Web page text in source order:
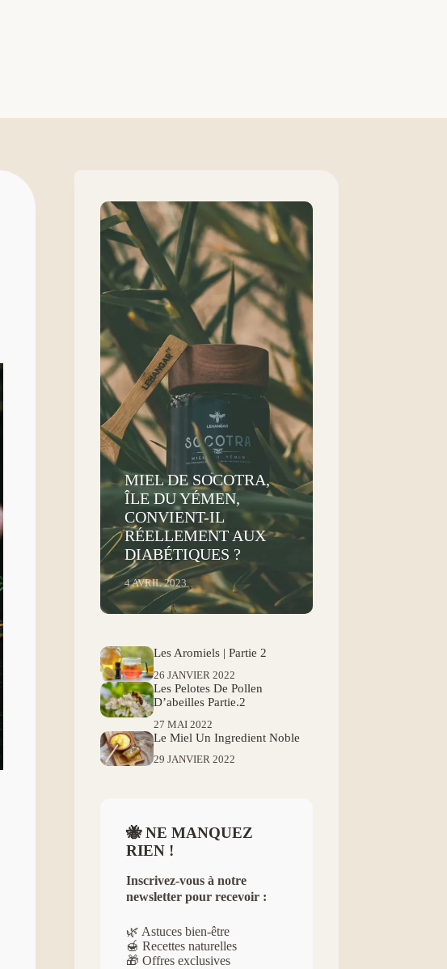
MIEL DE SOCOTRA,
ÎLE DU YÉMEN,
CONVIENT-IL
RÉELLEMENT AUX
DIABÉTIQUES ?
4 AVRIL 2023
Les Aromiels | Partie 2
26 JANVIER 2022
Les Pelotes De Pollen
D’abeilles Partie.2
27 MAI 2022
Le Miel Un Ingredient Noble
29 JANVIER 2022
🐝 NE MANQUEZ
RIEN !
Inscrivez-vous à notre
newsletter pour recevoir :
🌿 Astuces bien-être
🍯 Recettes naturelles
🎁 Offres exclusives